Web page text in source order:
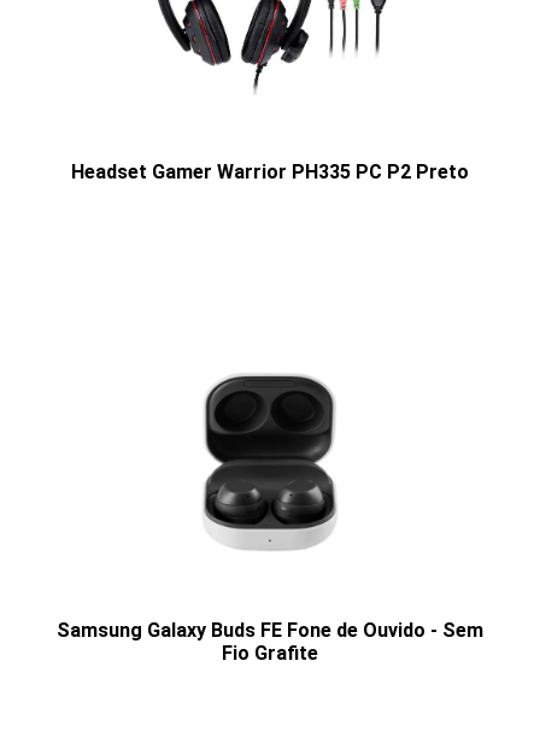
Headset Gamer Warrior PH335 PC P2 Preto
Samsung Galaxy Buds FE Fone de Ouvido - Sem
Fio Grafite